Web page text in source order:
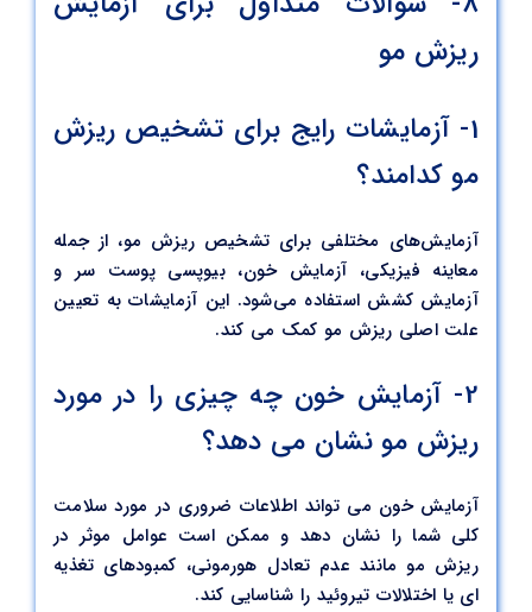
ریزش مو
1- آزمایشات رایج برای تشخیص ریزش
مو کدامند؟
آزمایش‌های مختلفی برای تشخیص ریزش مو، از جمله
معاینه فیزیکی، آزمایش خون، بیوپسی پوست سر و
آزمایش کشش استفاده می‌شود. این آزمایشات به تعیین
علت اصلی ریزش مو کمک می کند.
2- آزمایش خون چه چیزی را در مورد
ریزش مو نشان می دهد؟
آزمایش خون می تواند اطلاعات ضروری در مورد سلامت
کلی شما را نشان دهد و ممکن است عوامل موثر در
ریزش مو مانند عدم تعادل هورمونی، کمبودهای تغذیه
ای یا اختلالات تیروئید را شناسایی کند.